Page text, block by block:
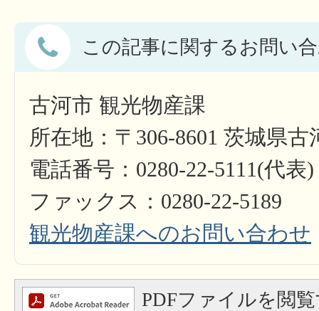
この記事に関するお問い
古河市 観光物産課
所在地：〒306-8601 茨城県
電話番号：0280-22-5111(代表)
ファックス：0280-22-5189​​​​​​​
観光物産課へのお問い合わせ
PDFファイルを閲